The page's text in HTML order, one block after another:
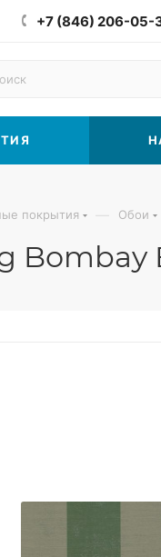
+7 (846) 206-05-
покрытия — Обои